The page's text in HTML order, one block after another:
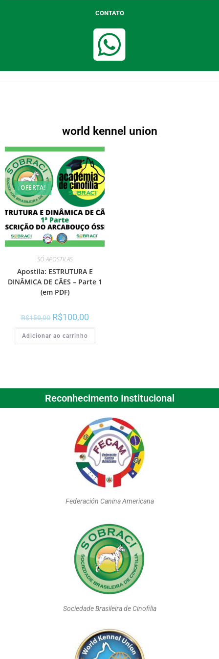
CONTATO
world kennel union
OFERTA!
SÓ APOSTILAS
Apostila: ESTRUTURA E
DINÂMICA DE CÃES – Parte 1
(em PDF)
R$150,00 R$100,00
Adicionar ao carrinho
Reconhecimento Institucional
Federación Canina Americana
Sociedade Brasileira de Cinofilia